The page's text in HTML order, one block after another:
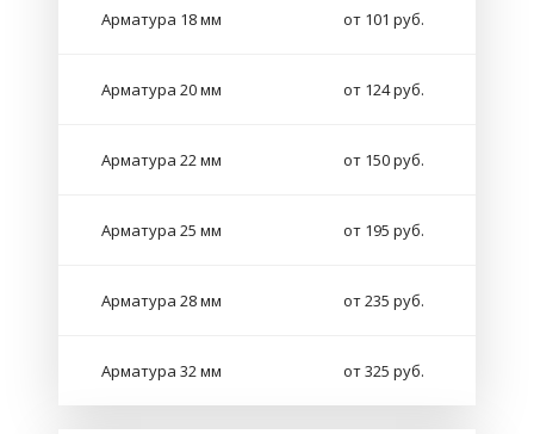
Арматура 18 мм от 101 руб.
Арматура 20 мм от 124 руб.
Арматура 22 мм от 150 руб.
Арматура 25 мм от 195 руб.
Арматура 28 мм от 235 руб.
Арматура 32 мм от 325 руб.